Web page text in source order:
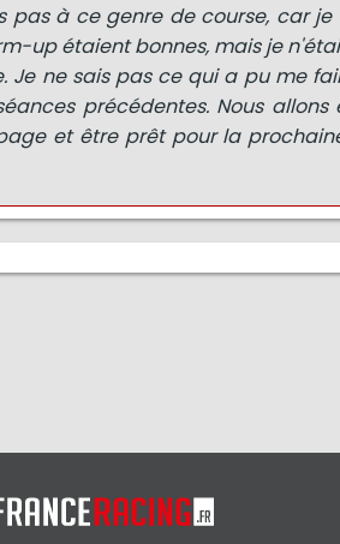
à ce genre de course, car je
up étaient bonnes, mais je
ne sais pas ce qui a pu me
précédentes. Nous allons
et être prêt pour la